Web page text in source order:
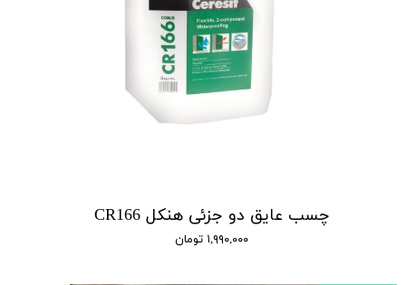
چسب عایق دو جزئی هنکل CR166
۱,۹۹۰,۰۰۰ تومان